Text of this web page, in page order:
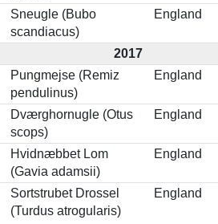
Sneugle (Bubo
scandiacus)
England
2017
Pungmejse (Remiz
pendulinus)
England
Dværghornugle (Otus
scops)
England
Hvidnæbbet Lom
(Gavia adamsii)
England
Sortstrubet Drossel
(Turdus atrogularis)
England